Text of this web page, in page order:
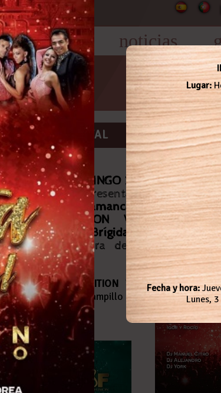
entrevistas noticias
Abrir
Lugar:
Fecha y hora:
Lunes,
FESTIVAL
A DOMINGO 2
Espinosa presenta
Salamanca
GOLD EDITION V
elHotel Doña Brígida,
como directora del
GOLD EDITION V
por Gregori Campillo y